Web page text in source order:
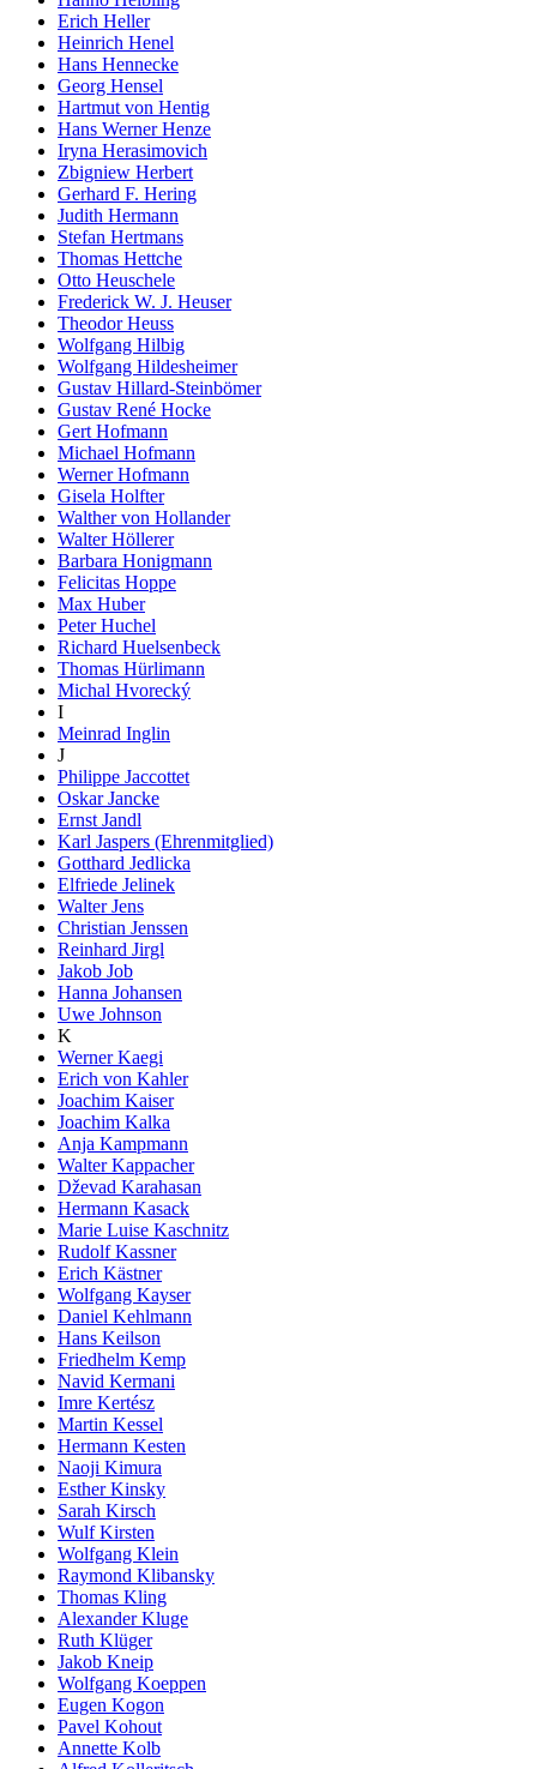
Erich Heller
Heinrich Henel
Hans Hennecke
Georg Hensel
Hartmut von Hentig
Hans Werner Henze
Iryna Herasimovich
Zbigniew Herbert
Gerhard F. Hering
Judith Hermann
Stefan Hertmans
Thomas Hettche
Otto Heuschele
Frederick W. J. Heuser
Theodor Heuss
Wolfgang Hilbig
Wolfgang Hildesheimer
Gustav Hillard-Steinbömer
Gustav René Hocke
Gert Hofmann
Michael Hofmann
Werner Hofmann
Gisela Holfter
Walther von Hollander
Walter Höllerer
Barbara Honigmann
Felicitas Hoppe
Max Huber
Peter Huchel
Richard Huelsenbeck
Thomas Hürlimann
Michal Hvorecký
I
Meinrad Inglin
J
Philippe Jaccottet
Oskar Jancke
Ernst Jandl
Karl Jaspers (Ehrenmitglied)
Gotthard Jedlicka
Elfriede Jelinek
Walter Jens
Christian Jenssen
Reinhard Jirgl
Jakob Job
Hanna Johansen
Uwe Johnson
K
Werner Kaegi
Erich von Kahler
Joachim Kaiser
Joachim Kalka
Anja Kampmann
Walter Kappacher
Dževad Karahasan
Hermann Kasack
Marie Luise Kaschnitz
Rudolf Kassner
Erich Kästner
Wolfgang Kayser
Daniel Kehlmann
Hans Keilson
Friedhelm Kemp
Navid Kermani
Imre Kertész
Martin Kessel
Hermann Kesten
Naoji Kimura
Esther Kinsky
Sarah Kirsch
Wulf Kirsten
Wolfgang Klein
Raymond Klibansky
Thomas Kling
Alexander Kluge
Ruth Klüger
Jakob Kneip
Wolfgang Koeppen
Eugen Kogon
Pavel Kohout
Annette Kolb